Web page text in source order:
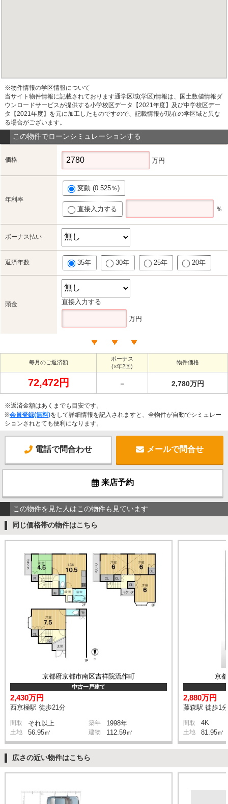
※物件情報の学区情報について
当サイト物件情報に記載されております通学区域(学区)情報は、国土数値情報ダ
ウンロードサービスが提供する小学校区データ【2021年度】及び中学校区デー
タ【2021年度】を元に加工したものですので、記載情報が現在の学区域と異な
る場合がございます。
この物件でローンシミュレーションする
価格 万円
年利率
変動 (0.525％)
直接入力する ％
ボーナス払い
返済年数 35年 30年 25年 20年
頭金 直接入力する
万円
毎月のご返済額
ボーナス
(×年2回)
物件価格
72,472円 － 2,780万円
※返済金額はあくまでも目安です。
※会員登録(無料)をして詳細情報を記入されますと、全物件が自動でシミュレー
ションされとても便利になります。
電話で問合わせ メールで問合せ
来店予約
この物件を見た人はこの物件も見ています
同じ価格帯の物件はこちら
京都府京都市南区吉祥院流作町
中古一戸建て
2,430万円
西京極駅 徒歩21分
間取 それ以上 築年 1998年
土地 56.95㎡ 建物 112.59㎡
京
2,880万円
藤森駅 徒歩1分
間取 4K
土地 81.95㎡
広さの近い物件はこちら